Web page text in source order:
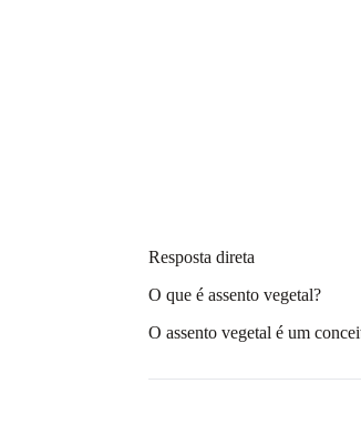
Resposta direta
O que é assento vegetal?
O assento vegetal é um